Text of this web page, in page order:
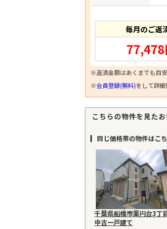
毎月のご返
※返済金額はあくまでも目安
※会員登録(無料)をして詳
こちらの物件を見た
同じ価格帯の物件はこ
千葉県船橋市薬円台3丁
中古一戸建て